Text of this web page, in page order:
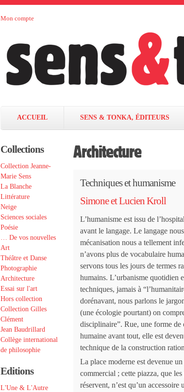
Mon compte
Sens et
Tonka
éditeurs
d’édition
française
ACCUEIL SENS & TONKA, ÉDITEURS
Collections
Collection Jeanne-
Marie Sens
La Blanche
Littérature
Neige
Sciences sociales
Poésie
… De vos nouvelles
Art
Théâtre et Danse
Photographie
Architecture
Essai sur l'art
Hors collection
Collection Gilles
Clément
Jean Baudrillard
Collège international
de philosophie
Editions
L'Une & L'Autre
Architecture
Techniques et humanisme
Simone et Lucien Kroll
L’humanisme est issu de
avant le langage. Le langage
mécanisation nous a tellement
n’avons plus de vocabulaire
servons tous les jours de termes
humains. L’urbanisme quotidien
techniques, jamais à
dorénavant, nous parlons le
(une écologie pourtant) on
disciplinaire”. Rue, une forme de
humaine avant tout, elle est
technique de la construction
La place moderne est devenue
commercial ; cette piazza, que les
réservent, n’est qu’un